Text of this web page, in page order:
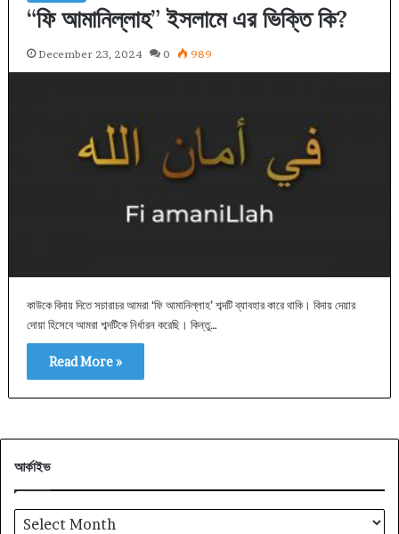
“ফি আমানিল্লাহ” ইসলামে এর ভিক্তি কি?
December 23, 2024 0 989
কাউকে বিদায় দিতে সচারাচর আমরা ‘ফি আমানিল্লাহ’ শব্দটি ব্যাবহার কারে থাকি। বিদায় দেয়ার
দোয়া হিসেবে আমরা শব্দটিকে নির্ধারন করেছি। কিন্তু…
Read More »
আর্কাইভ
আর্কাইভ